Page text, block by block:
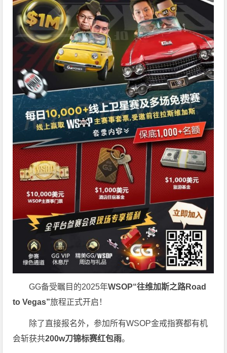
GG备受瞩目的2025年WSOP“往维加斯之路Road
to Vegas”旅程正式开启！
除了直接报名外，参加所有WSOP金戒指赛都有机
会斩获共200w刀锦标赛红包雨。